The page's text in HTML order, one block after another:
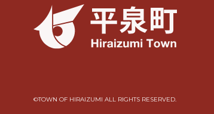
©︎TOWN OF HIRAIZUMI ALL RIGHTS RESERVED.